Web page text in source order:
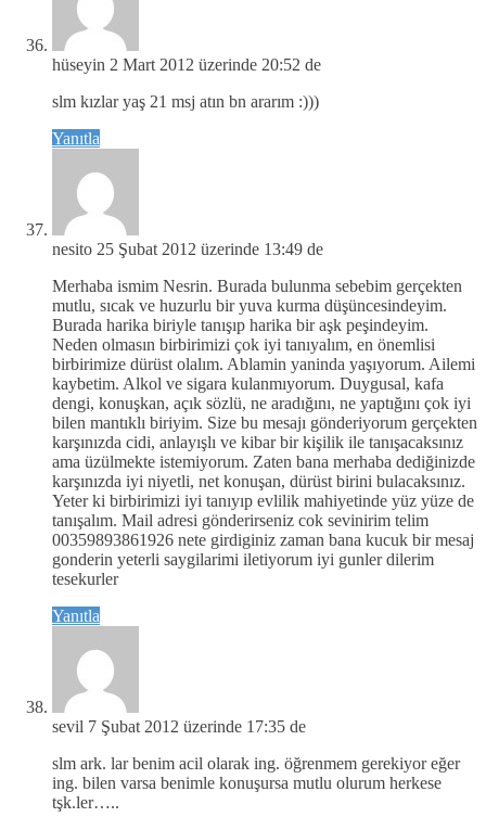
hüseyin 2 Mart 2012 üzerinde 20:52 de
slm kızlar yaş 21 msj atın bn ararım :)))
Yanıtla
nesito 25 Şubat 2012 üzerinde 13:49 de
Merhaba ismim Nesrin. Burada bulunma sebebim gerçekten
mutlu, sıcak ve huzurlu bir yuva kurma düşüncesindeyim.
Burada harika biriyle tanışıp harika bir aşk peşindeyim.
Neden olmasın birbirimizi çok iyi tanıyalım, en önemlisi
birbirimize dürüst olalım. Ablamin yaninda yaşıyorum. Ailemi
kaybetim. Alkol ve sigara kulanmıyorum. Duygusal, kafa
dengi, konuşkan, açık sözlü, ne aradığını, ne yaptığını çok iyi
bilen mantıklı biriyim. Size bu mesajı gönderiyorum gerçekten
karşınızda cidi, anlayışlı ve kibar bir kişilik ile tanışacaksınız
ama üzülmekte istemiyorum. Zaten bana merhaba dediğinizde
karşınızda iyi niyetli, net konuşan, dürüst birini bulacaksınız.
Yeter ki birbirimizi iyi tanıyıp evlilik mahiyetinde yüz yüze de
tanışalım. Mail adresi gönderirseniz cok sevinirim telim
00359893861926 nete girdiginiz zaman bana kucuk bir mesaj
gonderin yeterli saygilarimi iletiyorum iyi gunler dilerim
tesekurler
Yanıtla
sevil 7 Şubat 2012 üzerinde 17:35 de
slm ark. lar benim acil olarak ing. öğrenmem gerekiyor eğer
ing. bilen varsa benimle konuşursa mutlu olurum herkese
tşk.ler…..